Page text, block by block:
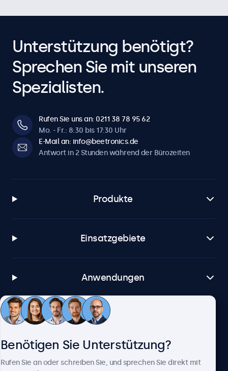
Unterstützung benötigt?
Sprechen Sie mit unseren
Spezialisten.
Rufen Sie uns an: 0211 38 78 95 62
Mo. - Fr.: 8:30 bis 17:30 Uhr
E-Mail an: info@beetronics.de
Antwort in 2 Stunden während der Bürozeiten
Produkte
Einsatzgebiete
Anwendungen
Kundenservice
Benötigen Sie Unterstützung?
Rufen Sie an oder schreiben Sie, und sprechen Sie direkt mit